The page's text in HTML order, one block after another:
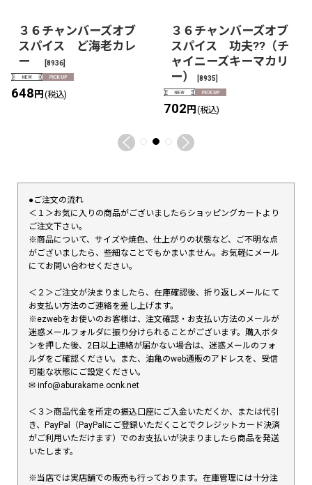
３６チャンバーズオブ
スパイス ど海老カレ
ー
[8936]
648円 (税込)
３６チャンバーズオブ
スパイス 功夫??（チ
ャイニーズキーマカリ
ー）
[8935]
702円 (税込)
●ご注文の流れ
＜１＞お気に入りの商品がございましたらショッピングカートより
ご注文下さい。
※商品について、サイズや焼色、仕上がりの状態など、ご不明な点
がございましたら、些細なことでもかまいません。お気軽にメール
にてお問い合わせください。
＜２＞ご注文が決まりましたら、在庫確認後、折り返しメールにて
お支払い方法のご連絡を差し上げます。
※ezwebをお使いのお客様は、注文確認・お支払い方法のメールが
迷惑メールフォルダに振り分けられることがございます。購入ボタ
ンを押した後、2日以上連絡が届かない場合は、迷惑メールのフォ
ルダをご確認ください。また、油亀のweb通販のアドレスを、受信
可能な状態にご設定ください。
✉︎ info@aburakame.ocnk.net
＜３＞商品代金を所定の振込口座にご入金いただくか、または代引
き、PayPal（PayPalにご登録いただくことでクレジットカード決済
がご利用いただけます）でのお支払いが決まりましたら商品を発送
いたします。
※当店では実店舗での販売も行っております。在庫管理には十分注